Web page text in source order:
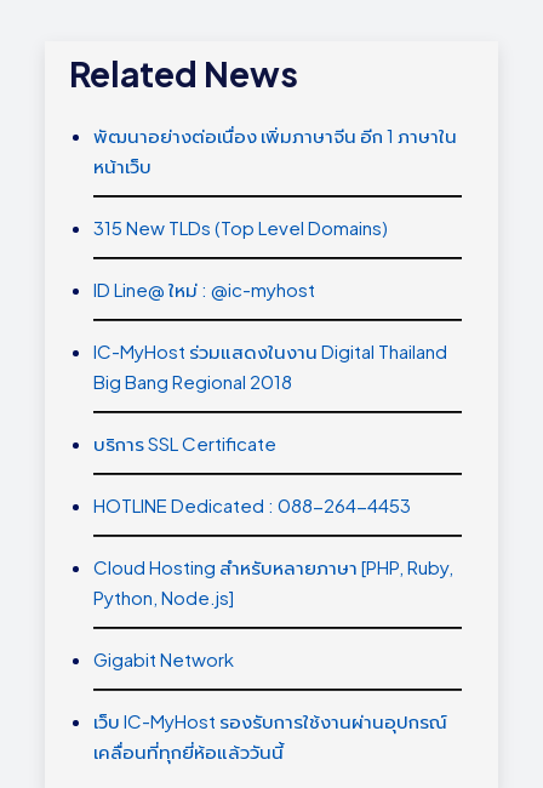
Related News
พัฒนาอย่างต่อเนื่อง เพิ่มภาษาจีน อีก 1 ภาษาใน
หน้าเว็บ
315 New TLDs (Top Level Domains)
ID Line@ ใหม่ : @ic-myhost
IC-MyHost ร่วมแสดงในงาน Digital Thailand
Big Bang Regional 2018
บริการ SSL Certificate
HOTLINE Dedicated : 088-264-4453
Cloud Hosting สำหรับหลายภาษา [PHP, Ruby,
Python, Node.js]
Gigabit Network
เว็บ IC-MyHost รองรับการใช้งานผ่านอุปกรณ์
เคลื่อนที่ทุกยี่ห้อแล้ววันนี้